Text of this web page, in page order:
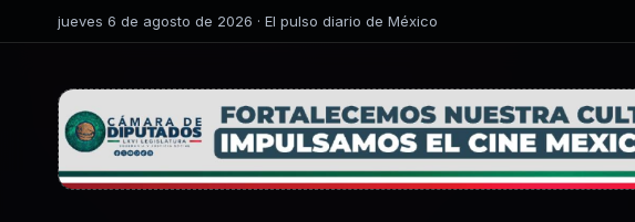
jueves 6 de agosto de 2026 · El pulso diario de México